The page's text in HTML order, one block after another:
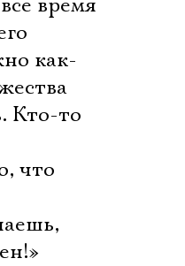
время
как-
Кто-то
что